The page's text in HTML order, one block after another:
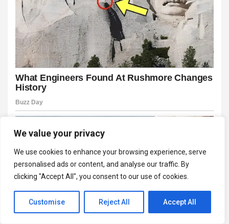
We value your privacy
We use cookies to enhance your browsing experience, serve
personalised ads or content, and analyse our traffic. By
clicking "Accept All", you consent to our use of cookies.
Customise Reject All Accept All